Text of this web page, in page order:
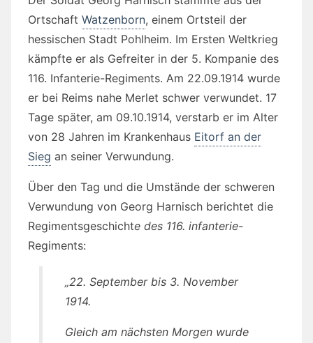
Ortschaft Watzenborn, einem Ortsteil der
hessischen Stadt Pohlheim. Im Ersten Weltkrieg
kämpfte er als Gefreiter in der 5. Kompanie des
116. Infanterie-Regiments. Am 22.09.1914 wurde
er bei Reims nahe Merlet schwer verwundet. 17
Tage später, am 09.10.1914, verstarb er im Alter
von 28 Jahren im Krankenhaus Eitorf an der
Sieg an seiner Verwundung.
Über den Tag und die Umstände der schweren
Verwundung von Georg Harnisch berichtet die
Regimentsgeschichte des 116. infanterie-
Regiments:
„22. September bis 3. November
1914.
Gleich am nächsten Morgen wurde